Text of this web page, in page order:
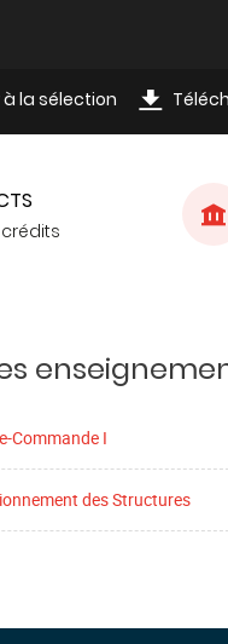
la sélection
Commande I
des Structures